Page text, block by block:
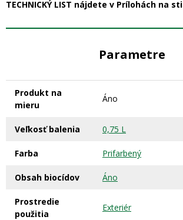
TECHNICKÝ LIST nájdete v Prílohách na
Parametre
Produkt na
mieru
Áno
Veľkosť balenia 0,75 L
Farba Prifarbený
Obsah biocídov Áno
Prostredie
použitia
Exteriér